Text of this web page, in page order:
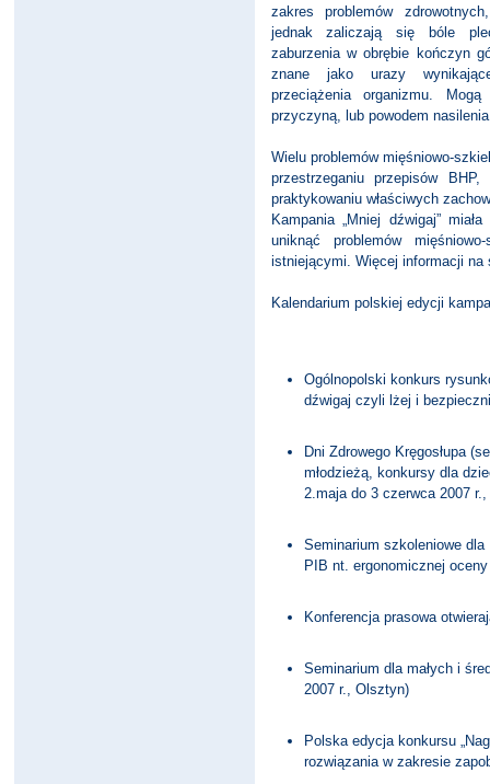
zakres problemów
jednak zaliczają się bóle
zaburzenia w obrębie kończyn
znane jako urazy
przeciążenia organizmu.
przyczyną, lub powodem
Wielu problemów mięśniowo-
przestrzeganiu przepisów
praktykowaniu właściwych
Kampania „Mniej dźwigaj”
uniknąć problemów
istniejącymi. Więcej informacji na
Kalendarium polskiej edycji
Ogólnopolski konkurs
dźwigaj czyli lżej i
Dni Zdrowego Kręgosłupa
młodzieżą, konkursy dla
2.maja do 3 czerwca 2007
Seminarium szkoleniowe
PIB nt. ergonomicznej
Konferencja prasowa
Seminarium dla małych i
2007 r., Olsztyn)
Polska edycja konkursu
rozwiązania w zakresie